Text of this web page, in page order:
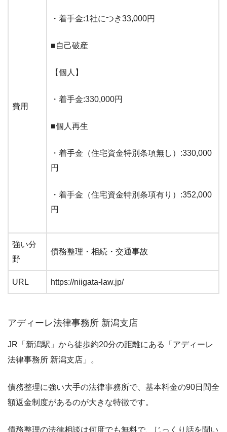
費用
・着手金:1社につき33,000円
■自己破産
【個人】
・着手金:330,000円
■個人再生
・着手金（住宅資金特別条項無し）:330,000
円
・着手金（住宅資金特別条項有り）:352,000
円
強い分
野
債務整理・相続・交通事故
URL https://niigata-law.jp/
アディーレ法律事務所 新潟支店
JR「新潟駅」から徒歩約20分の距離にある「アディーレ
法律事務所 新潟支店」。
債務整理に強い大手の法律事務所で、基本料金の90日間全
額返金制度があるのが大きな特徴です。
債務整理の法律相談は何度でも無料で、じっくり話を聞い